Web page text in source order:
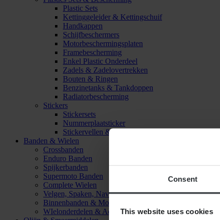
Consent
This website uses cookies
Plastic Sets
Kettinggeleider & Kettingschuif
Handkappen
Schijfbeschermers
Motorbeschermingsplaten
Framebescherming
Enkel Plastic Onderdeel
Zadels & Zadelovertrekken
Bouten & Ringen
Benzinetanks & Tankdoppen
Radiatorbescherming
Stickers
Stickersets
Nummerplaatsticker
Stickervellen & Stickers
Banden & Wielen
Crossbanden
Enduro Banden
Spijkerbanden
Supermoto Banden
Complete Wielen
Velgen, Spaken, Naven & Lagers
Binnenbanden & Mousses
WIelonderdelen & Accessoires